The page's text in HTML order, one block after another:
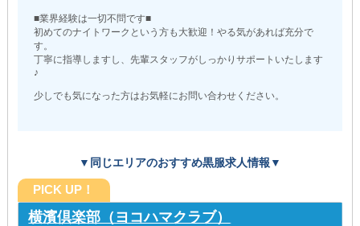
■業界経験は一切不問です■
初めてのナイトワークという方も大歓迎！やる気があれば充分で
す。
丁寧に指導しますし、先輩スタッフがしっかりサポートいたします
♪
少しでも気になった方はお気軽にお問い合わせください。
▼同じエリアのおすすめ黒服求人情報▼
PICK UP！
横濱倶楽部（ヨコハマクラブ）